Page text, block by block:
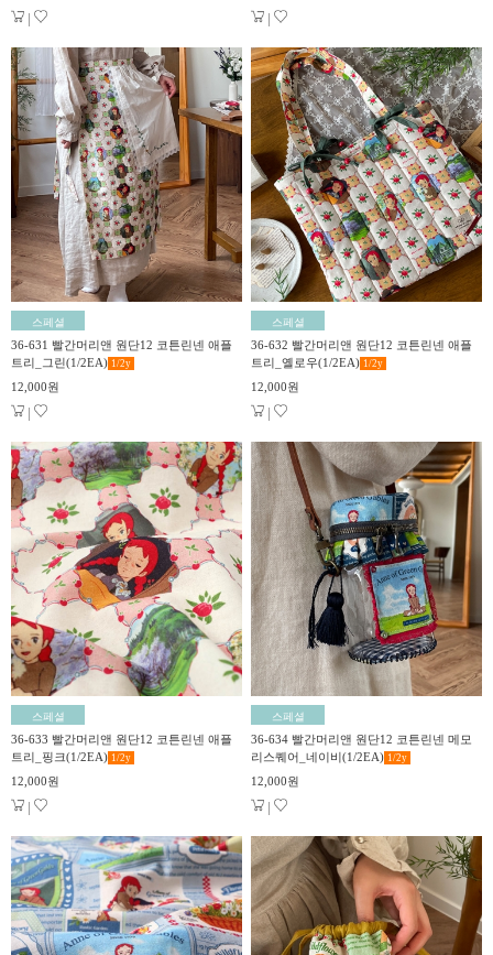
| |
스페셜
36-631 빨간머리앤 원단12 코튼린넨 애플
트리_그린(1/2EA) 1/2y
12,000원
|
스페셜
36-632 빨간머리앤 원단12 코튼린넨 애플
트리_옐로우(1/2EA) 1/2y
12,000원
|
스페셜
36-633 빨간머리앤 원단12 코튼린넨 애플
트리_핑크(1/2EA) 1/2y
12,000원
|
스페셜
36-634 빨간머리앤 원단12 코튼린넨 메모
리스퀘어_네이비(1/2EA) 1/2y
12,000원
|